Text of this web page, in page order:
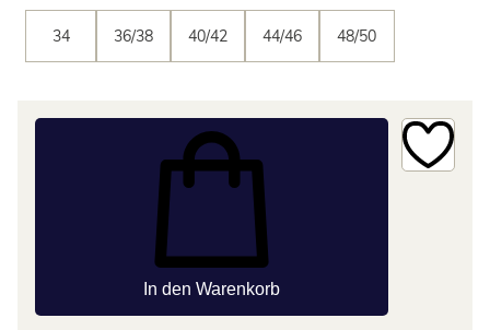
34 36/38 40/42 44/46 48/50
In den Warenkorb